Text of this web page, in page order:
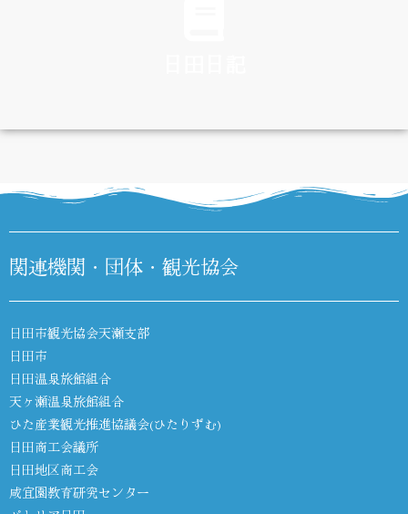
DIARY
関連機関・団体・観光協会
日田市観光協会天瀬支部
日田市
日田温泉旅館組合
天ヶ瀬温泉旅館組合
ひた産業観光推進協議会(ひたりずむ)
日田商工会議所
日田地区商工会
咸宜園教育研究センター